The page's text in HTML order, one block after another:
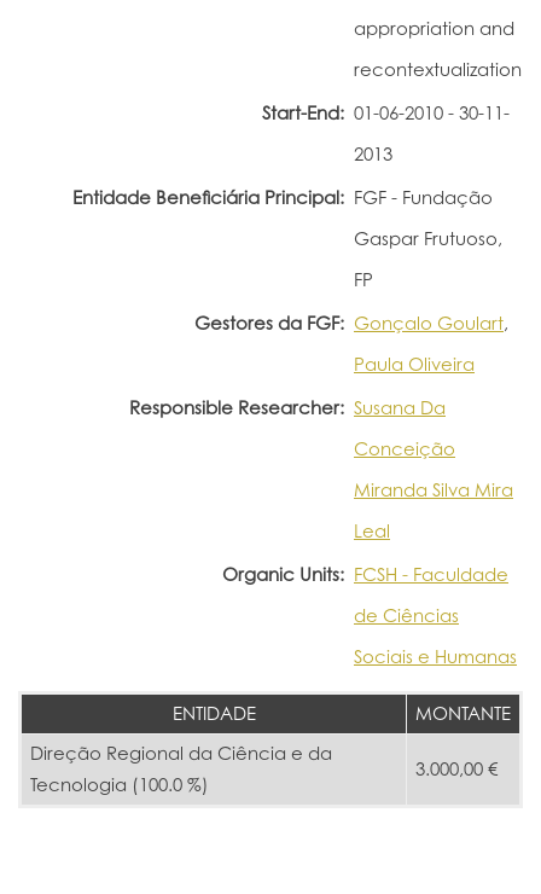
appropriation and
recontextualization
Start-End: 01-06-2010 - 30-11-
2013
Entidade Beneficiária Principal: FGF - Fundação
Gaspar Frutuoso,
FP
Gestores da FGF: Gonçalo Goulart,
Paula Oliveira
Responsible Researcher: Susana Da
Conceição
Miranda Silva Mira
Leal
Organic Units: FCSH - Faculdade
de Ciências
Sociais e Humanas
ENTIDADE
MONTANTE
Direção Regional da Ciência e da
Tecnologia (100.0 %)
3.000,00 €